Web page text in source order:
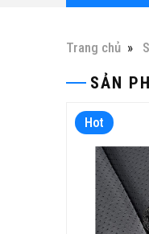
Trang chủ
SẢN
Hot